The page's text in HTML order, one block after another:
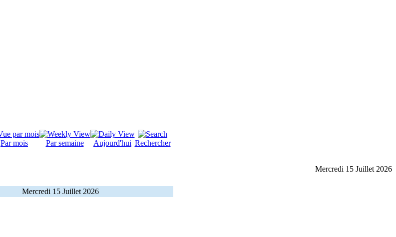
Par mois Par semaine Aujourd'hui Rechercher
Mercredi 15 Juillet 2026
Mercredi 15 Juillet 2026